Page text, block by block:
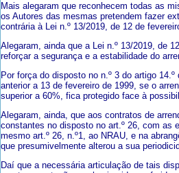
Mais alegaram que reconhecem todas as
os Autores das mesmas pretendem fazer
contrária à Lei n.º 13/2019, de 12 de
Alegaram, ainda que a Lei n.º 13/2019, de
reforçar a segurança e a estabilidade do
Por força do disposto no n.º 3 do artigo
anterior a 13 de fevereiro de 1999, se o
superior a 60%, fica protegido face à
Alegaram, ainda, que aos contratos de
constantes no disposto no art.º 26, com as
mesmo art.º 26, n.º1, ao NRAU, e na
que presumivelmente alterou a sua
Daí que a necessária articulação de tais